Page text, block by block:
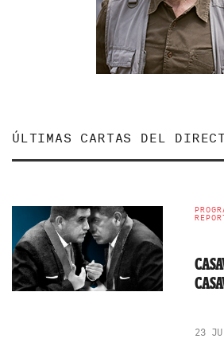
ÚLTIMAS CARTAS DEL
23